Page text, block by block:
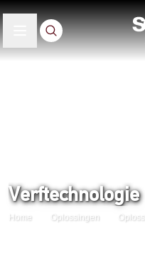
Verftechnologie
Home Oplossingen